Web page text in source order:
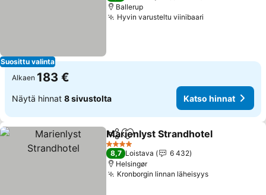
Suosittu valinta
Ballerup
Hyvin varusteltu viinibaari
Alkaen 183 €
Näytä hinnat 8 sivustolta Katso hinnat
Jaa Lisää suosikkeihin
Marienlyst Strandhotel
4 Tähtiluokitus
8,7 Loistava
6 432
Helsingør
Kronborgin linnan läheisyys